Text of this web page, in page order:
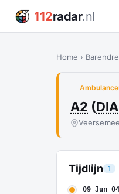
112radar.nl
Home ›
Ambulance
A2 (DIA
Tijdlijn 1
09 Jun